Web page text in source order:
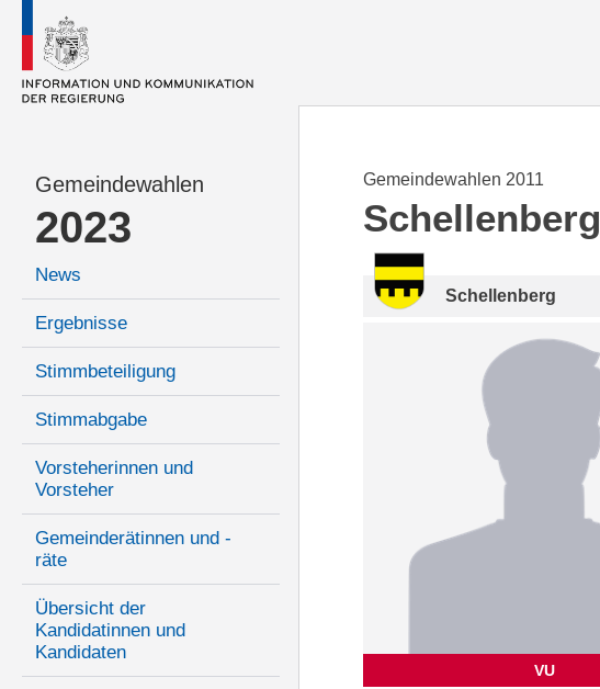
Gemeindewahlen
2023
News
Ergebnisse
Stimmbeteiligung
Stimmabgabe
Vorsteherinnen und
Vorsteher
Gemeinderätinnen und -
räte
Übersicht der
Kandidatinnen und
Kandidaten
Gemeindewahlen 2011
Schellenberg
Schellenberg
VU